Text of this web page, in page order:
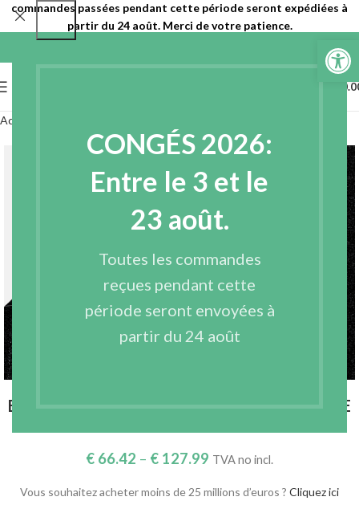
CONGÉS 2026:
Entre le 3 et le
23 août.
Toutes les commandes
reçues pendant cette
période seront envoyées à
partir du 24 août
Ouvrir
Accueil
ENTOILAGE TISSÉ THERMOCOLLANT DOUBLE
€ 66.42 – € 127.99 TVA no incl.
Vous souhaitez acheter moins de 25 millions d’euros ? Cliquez ici
commandes passées pendant cette période seront expédiées à
partir du 24 août. Merci de votre patience.